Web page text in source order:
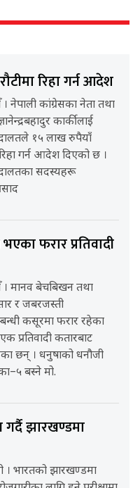
रिहा गर्न आदेश
नेपाली कांग्रेसका नेता तथा
कार्कीलाई
१५ लाख रुपैयाँ
गर्न आदेश दिएको छ ।
सदस्यहरू
फरार प्रतिवादी
। मानव बेचबिखन तथा
र जबरजस्ती
कसूरमा फरार रहेका
प्रतिवादी कतारबाट
छन् । धनुषाको धनौजी
बस्ने मो.
गर्दै झारखण्डमा
। भारतको झारखण्डमा